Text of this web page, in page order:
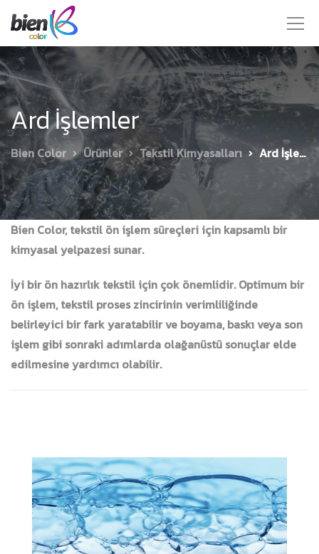
Ard İşlemler
Bien Color Ürünler Tekstil Kimyasalları Ard İşlemler
Bien Color, tekstil ön işlem süreçleri için kapsamlı bir
kimyasal yelpazesi sunar.
İyi bir ön hazırlık tekstil için çok önemlidir. Optimum bir
ön işlem, tekstil proses zincirinin verimliliğinde
belirleyici bir fark yaratabilir ve boyama, baskı veya son
işlem gibi sonraki adımlarda olağanüstü sonuçlar elde
edilmesine yardımcı olabilir.